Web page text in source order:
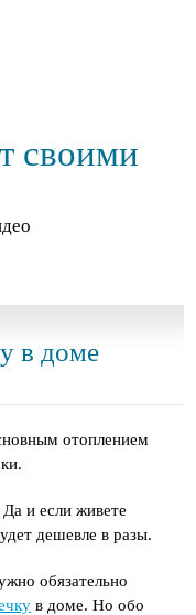
своими
в доме
отоплением
и если живете
дешевле в разы.
обязательно
в доме. Но обо